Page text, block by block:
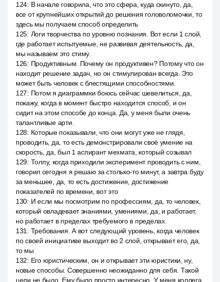
124: В начале говорила, что это сфера, куда скинуто, да,
все от крупнейших открытий до решения головоломочки, то
здесь мы получаем способ определить
125: Логи творчества по уровню познания. Вот если 1 слой,
где работает испытуемые, не развивая деятельность, да,
мы называем это стиму.
126: Продуктивным. Почему он продуктивен? Потому что он
находит решение задач, но он стимулирован всегда. Это
может быть человек с блестящими способностями.
127: Потом я диаграммки боюсь сейчас шевелиться, да,
покажу, когда в момент быстро находится способ, и он
сидит на этом способе до конца. Да, у меня были очень
талантливые арти.
128: Которые показывали, что они могут уже не глядя,
проводить, да, то есть демонстрировали своё умение на
скорость, да, был 1 аспирант мехмата, который созывал
129: Толпу, когда приходили эксперимент проводить с ним,
говорил сегодня я решаю за столько-то минут, а завтра буду
за меньшее, да, то есть достижение, достижение
показателей по времени, вот это
130: И если мы посмотрим по профессиям, да, то человек,
который овладевает знаниями, умениями, да, и работает,
но работает в пределах требуемого в пределах.
131 : Требования. А вот следующий уровень, когда человек
по своей инициативе выходит во 2 слой, открывает его, да,
то мы
132: Его юристическим, он и открывает эти юристики, ну,
новые способы. Совершенно неожиданно для себя. Такой
цели не было. Ему было просто интересно. У меня коллега